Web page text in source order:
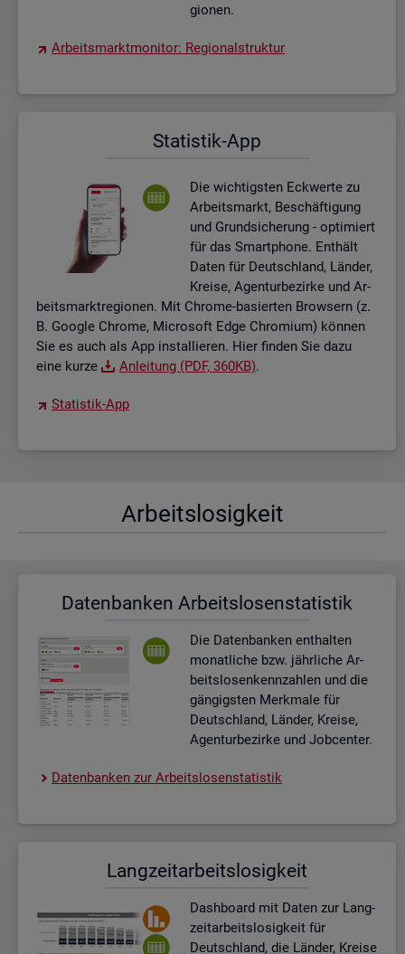
gio­nen.
Ar­beits­markt­mo­ni­tor: Re­gio­nal­struk­tur
Sta­tis­tik-App
Die wich­tigs­ten Eck­wer­te zu
Ar­beits­markt, Be­schäf­ti­gung
und Grund­si­che­rung - op­ti­miert
für das Smart­pho­ne. Ent­hält
Daten für Deutsch­land, Län­der,
Krei­se, Agen­tur­be­zir­ke und Ar­
beits­markt­re­gio­nen. Mit Chro­me-ba­sier­ten Brow­sern (z.
B. Goog­le Chro­me, Mi­cro­soft Edge Chro­mi­um) kön­nen
Sie es auch als App in­stal­lie­ren. Hier fin­den Sie dazu
eine kurze
An­lei­tung (PDF, 360KB).
Sta­tis­tik-App
Ar­beits­lo­sig­keit
Da­ten­ban­ken Ar­beits­lo­sen­sta­tis­tik
Die Da­ten­ban­ken ent­hal­ten
mo­nat­li­che bzw. jähr­li­che Ar­
beits­lo­sen­kenn­zah­len und die
gän­gigs­ten Merk­ma­le für
Deutsch­land, Län­der, Krei­se,
Agen­tur­be­zir­ke und Job­cen­ter.
Da­ten­ban­ken zur Ar­beits­lo­sen­sta­tis­tik
Lang­zeit­ar­beits­lo­sig­keit
Dash­board mit Daten zur Lang­
zeit­ar­beits­lo­sig­keit für
Deutsch­land, die Län­der, Krei­se